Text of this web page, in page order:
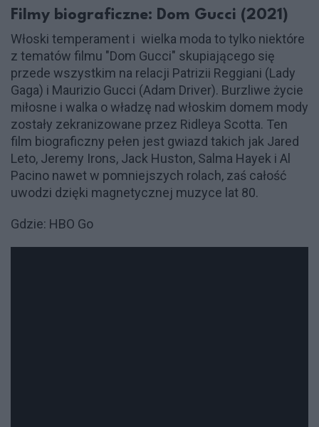
Filmy biograficzne: Dom Gucci (2021)
Włoski temperament i wielka moda to tylko niektóre
z tematów filmu "Dom Gucci" skupiającego się
przede wszystkim na relacji Patrizii Reggiani (Lady
Gaga) i Maurizio Gucci (Adam Driver). Burzliwe życie
miłosne i walka o władzę nad włoskim domem mody
zostały zekranizowane przez Ridleya Scotta. Ten
film biograficzny pełen jest gwiazd takich jak Jared
Leto, Jeremy Irons, Jack Huston, Salma Hayek i Al
Pacino nawet w pomniejszych rolach, zaś całość
uwodzi dzięki magnetycznej muzyce lat 80.
Gdzie: HBO Go